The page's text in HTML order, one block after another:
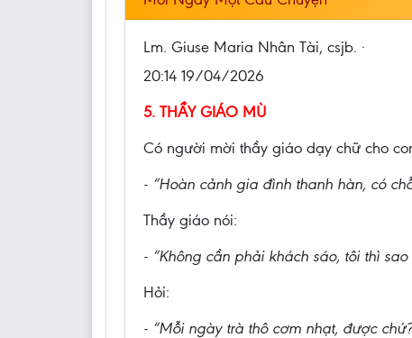
Lm. Giuse Maria Nhân Tài, csjb. ·
20:14 19/04/2026
5. THẦY GIÁO MÙ
Có người mời thầy giáo dạy chữ cho
- “Hoàn cảnh gia đình thanh hàn, có
Thầy giáo nói:
- “Không cần phải khách sáo, tôi thì
Hỏi:
- “Mỗi ngày trà thô cơm nhạt, được